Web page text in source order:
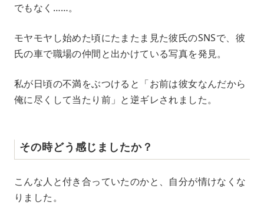
でもなく……。
モヤモヤし始めた頃にたまたま見た彼氏のSNSで、彼
氏の車で職場の仲間と出かけている写真を発見。
私が日頃の不満をぶつけると「お前は彼女なんだから
俺に尽くして当たり前」と逆ギレされました。
その時どう感じましたか？
こんな人と付き合っていたのかと、自分が情けなくな
りました。